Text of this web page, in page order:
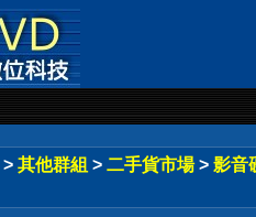
> 其他群組 > 二手貨市場 > 影音